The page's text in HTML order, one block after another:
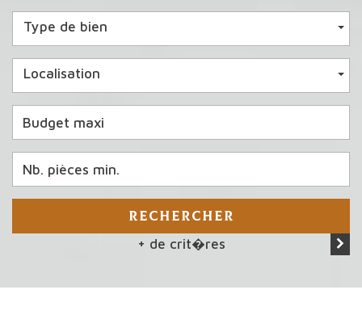
Type de bien
Localisation
RECHERCHER
+ de crit�res